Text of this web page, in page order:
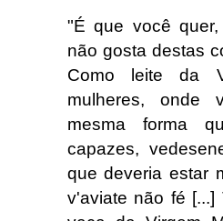
"É que você
não gosta destas
Como leite da
mulheres,
mesma forma
capazes,
que deveria estar
v'aviate não fé [...]